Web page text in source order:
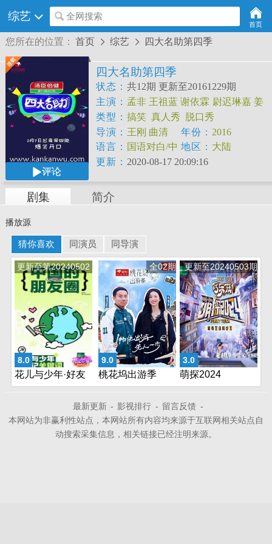
综艺 全网搜索
首页
您所在的位置： 首页  综艺  四大名助第四季
评论
四大名助第四季
状态： 共12期 更新至20161229期
主演： 孟非 王祖蓝 谢依霖 尉迟琳嘉 姜
振宇
类型： 搞笑 真人秀
脱口秀
导演： 王刚 曲清 年份： 2016
语言： 国语对白/中
文字幕
地区： 大陆
更新： 2020-08-17 20:09:16
剧集 简介
播放源
猜你喜欢 同演员 同导演
8.0
更新至第20240502
期
花儿与少年·好友
记
9.0
全02期
桃花坞出游季
3.0
更新至20240503期
萌探2024
最新更新 - 影视排行 - 留言反馈 -
本网站为非赢利性站点，本网站所有内容均来源于互联网相关站点自
动搜索采集信息，相关链接已经注明来源。